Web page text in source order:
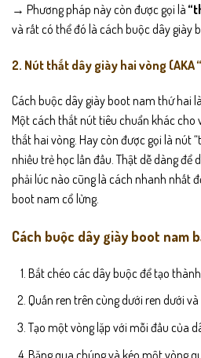
→ Phương pháp này còn được gọi là
và rất có thể đó là cách buộc dây giày
2. Nút thắt dây giày hai vòng (AKA
Cách buộc dây giày boot nam thứ hai
Một cách thắt nút tiêu chuẩn khác cho
thắt hai vòng. Hay còn được gọi là nút
nhiều trẻ học lần đầu. Thật dễ dàng để
phải lúc nào cũng là cách nhanh nhất
boot nam cổ lửng.
Cách buộc dây giày boot nam
Bắt chéo các dây buộc để tạo
Quấn ren trên cùng dưới ren dưới và
Tạo một vòng lặp với mỗi đầu của
Băng qua chúng và kéo một vòng